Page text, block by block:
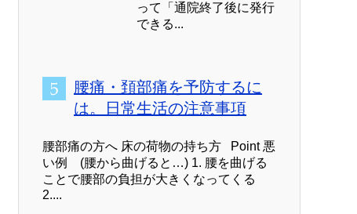
って「通院終了後に発行
できる...
腰痛・頚部痛を予防するに
は。日常生活の注意事項
腰部痛の方へ 床の荷物の持ち方 Point 悪
い例 (腰から曲げると…) 1. 腰を曲げる
ことで腰部の負担が大きくなってくる
2....